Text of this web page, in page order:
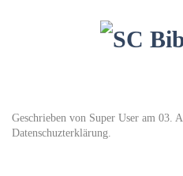
Geschrieben von Super User am 03.
Datenschuzterklärung.